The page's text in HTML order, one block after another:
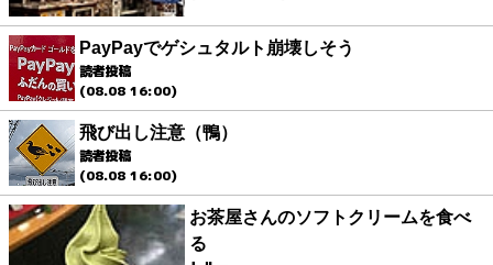
PayPayでゲシュタルト崩壊しそう
読者投稿
(08.08 16:00)
飛び出し注意（鴨）
読者投稿
(08.08 16:00)
お茶屋さんのソフトクリームを食べ
る